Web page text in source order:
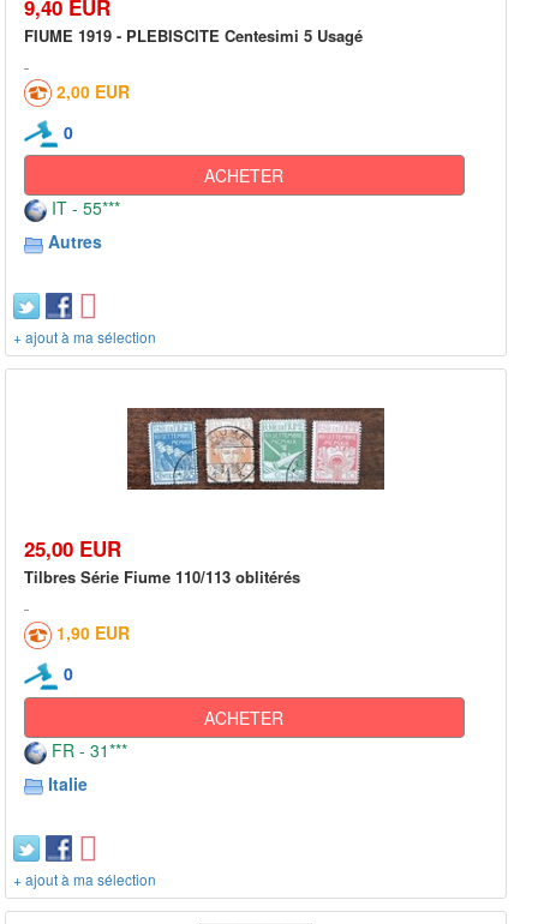
9,40 EUR
FIUME 1919 - PLEBISCITE Centesimi 5 Usagé
2,00 EUR
0
ACHETER
IT - 55***
Autres
+ ajout à ma sélection
25,00 EUR
Tilbres Série Fiume 110/113 oblitérés
1,90 EUR
0
ACHETER
FR - 31***
Italie
+ ajout à ma sélection